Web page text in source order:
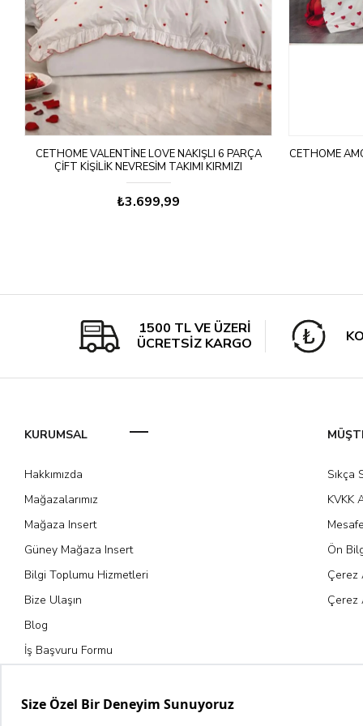
CETHOME VALENTINE LOVE NAKIŞLI 6 PARÇA
ÇIFT KIŞILIK NEVRESIM TAKIMI KIRMIZI
₺3.699,99
CETHOME
1500 TL VE ÜZERİ
ÜCRETSİZ KARGO
KURUMSAL
Hakkımızda
Mağazalarımız
Mağaza Insert
Güney Mağaza Insert
Bilgi Toplumu Hizmetleri
Bize Ulaşın
Blog
İş Başvuru Formu
Sıkça
KVKK
Ön
Çerez
Çerez